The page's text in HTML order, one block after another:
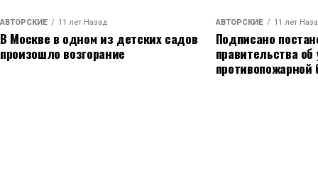
АВТОРСКИЕ 11 лет Назад
В Москве в одном из детских садов
произошло возгорание
АВТОРСКИЕ 11 лет
Подписано
правительства
противопожарной